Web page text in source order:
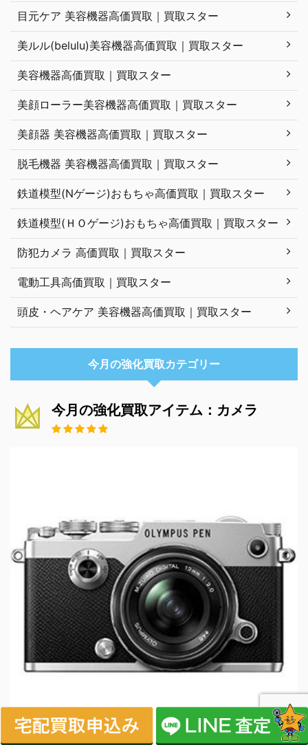
目元ケア 美容機器高価買取｜買取スター
美ルル(belulu)美容機器高価買取｜買取スター
美容機器高価買取｜買取スター
美顔ローラー美容機器高価買取｜買取スター
美顔器 美容機器高価買取｜買取スター
脱毛機器 美容機器高価買取｜買取スター
鉄道模型(Nゲージ)おもちゃ高価買取｜買取スター
鉄道模型(ＨＯゲージ)おもちゃ高価買取｜買取スター
防犯カメラ 高価買取｜買取スター
電動工具高価買取｜買取スター
頭皮・ヘアケア 美容機器高価買取｜買取スター
今月の強化買取カテゴリー
今月の強化買取アイテム：カメラ